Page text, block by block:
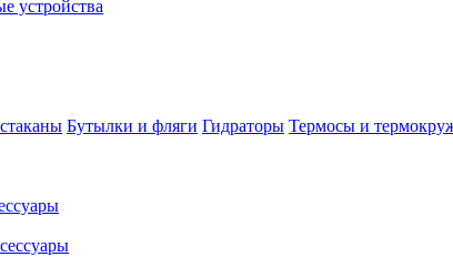
устройства
Бутылки и фляги Гидраторы Термосы и